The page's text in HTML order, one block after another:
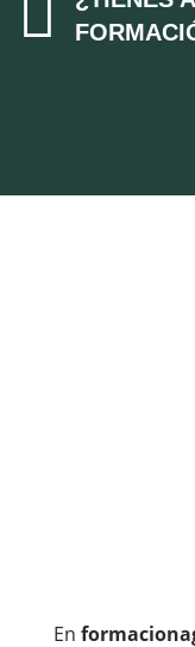

En